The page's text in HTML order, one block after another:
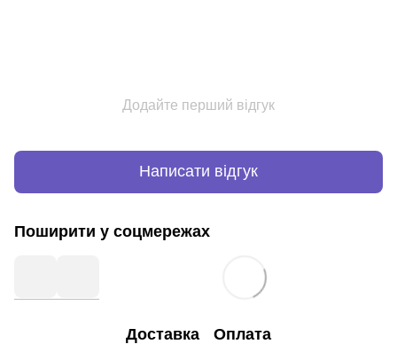
Додайте перший відгук
Написати відгук
Поширити у соцмережах
Доставка Оплата